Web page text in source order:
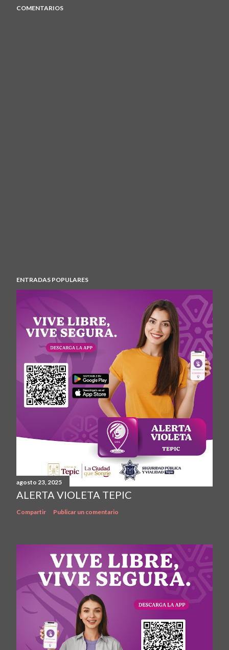
COMENTARIOS
ENTRADAS POPULARES
agosto 23, 2025
ALERTA VIOLETA TEPIC
Compartir Publicar un comentario